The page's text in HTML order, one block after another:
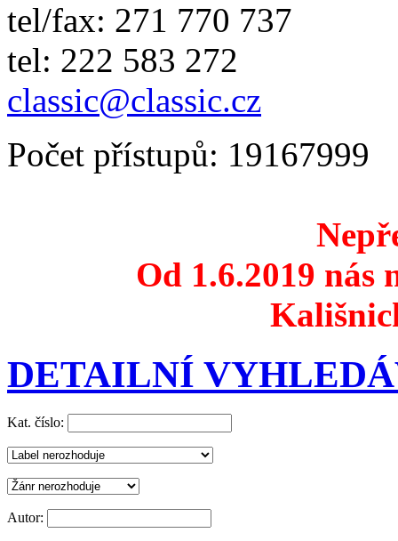
tel/fax: 271 770 737
tel: 222 583 272
classic@classic.cz
Počet přístupů: 19167999
Od 1.6.2019 nás
DETAILNÍ
Kat. číslo:
Autor: